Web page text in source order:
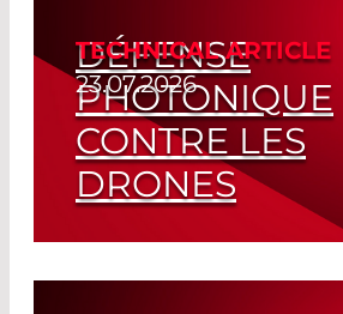
TECHNICAL ARTICLE
23.07.2026
DÉFENSE
PHOTONIQUE
CONTRE LES
DRONES
Read More